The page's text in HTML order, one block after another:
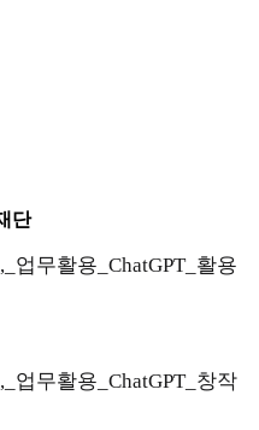
단
업무활용_ChatGPT_활용
업무활용_ChatGPT_창작